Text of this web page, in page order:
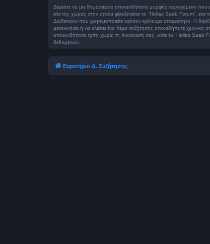
Δέχεστε να μη δημοσιεύετε οποιασδήποτε μορφής περιεχόμενο που
είτε της χώρας στην οποία φιλοξενείται το “Hellas Saab Forum”,
Διαδικτύου που χρησιμοποιείτε εφόσον κρίνουμε απαραίτητο. Η
μετακινήσει ή να κλείσει ένα θέμα συζήτησης οποιαδήποτε χρονική
οποιονδήποτε τρίτο χωρίς τη συναίνεσή σας, ούτε το “Hellas
δεδομένων.
Ευρετήριο Δ. Συζήτησης